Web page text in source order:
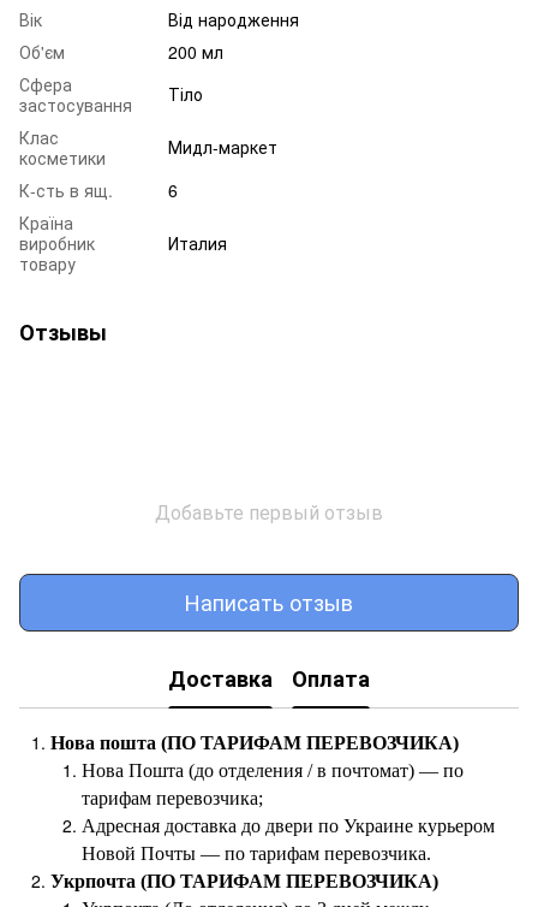
Вік
Від народження
Об'єм
200 мл
Сфера
застосування
Тіло
Клас
косметики
Мидл-маркет
К-сть в ящ.
6
Країна
виробник
товару
Италия
Отзывы
Добавьте первый отзыв
Написать отзыв
Доставка Оплата
Нова пошта (ПО ТАРИФАМ ПЕРЕВОЗЧИКА)
Нова Пошта (до отделения / в почтомат) — по
тарифам перевозчика;
Адресная доставка до двери по Украине курьером
Новой Почты — по тарифам перевозчика.
Укрпочта (ПО ТАРИФАМ ПЕРЕВОЗЧИКА)